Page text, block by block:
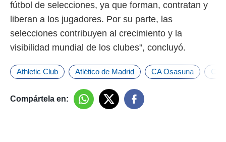
fútbol de selecciones, ya que forman, contratan y
liberan a los jugadores. Por su parte, las
selecciones contribuyen al crecimiento y la
visibilidad mundial de los clubes", concluyó.
Athletic Club Atlético de Madrid CA Osasuna
Compártela en: